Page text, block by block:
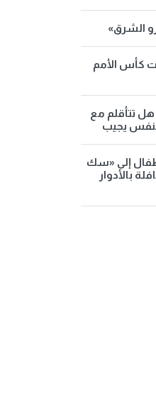
الشرق»
كأس الأمم
هل تتأقلم مع
يجيب
إلى «سك
بالأدوار